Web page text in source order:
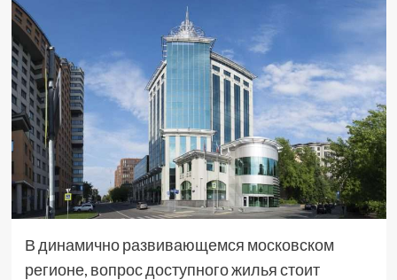
В динамично развивающемся московском
регионе, вопрос доступного жилья стоит